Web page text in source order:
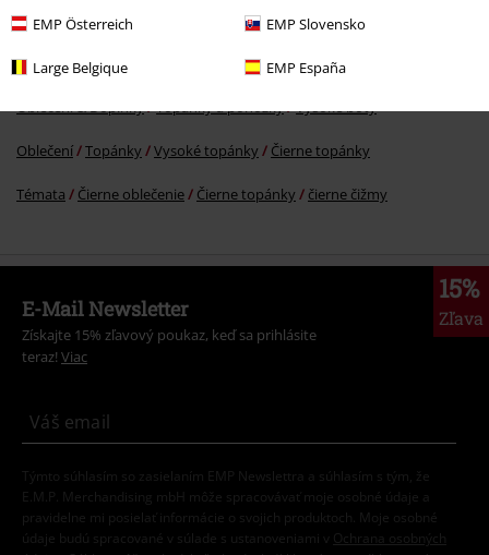
EMP Österreich EMP Slovensko
Large Belgique EMP España
Muži Topánky Topánky
Témata Basic Oblečenie
Oblečení & Doplnky Topánky a ponožky Vysoké boty
Oblečení Topánky Vysoké topánky Čierne topánky
Témata Čierne oblečenie Čierne topánky čierne čižmy
15%
Zľava
E-Mail Newsletter
Získajte 15% zľavový poukaz, keď sa prihlásite
teraz! Viac
Týmto súhlasím so zasielaním EMP Newslettra a súhlasím s tým, že
E.M.P. Merchandising mbH môže spracovávať moje osobné údaje a
pravidelne mi posielať informácie o svojich produktoch. Moje osobné
údaje budú spracované v súlade s ustanoveniami v
Ochrana osobných